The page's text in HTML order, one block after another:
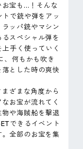
宝も...！そんな
で銃や弾をアッ
ッパ銃やマシン
スペシャル弾を
手く使っていく
、何もかも吹き
とした時の爽快
ざまな角度から
お宝が流れてく
や海賊船を撃退
できるイベント
全部のお宝を集